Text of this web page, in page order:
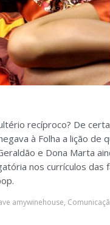
recíproco? De
à Folha a lição de
e Dona Marta
nos currículos das
amywinehouse,